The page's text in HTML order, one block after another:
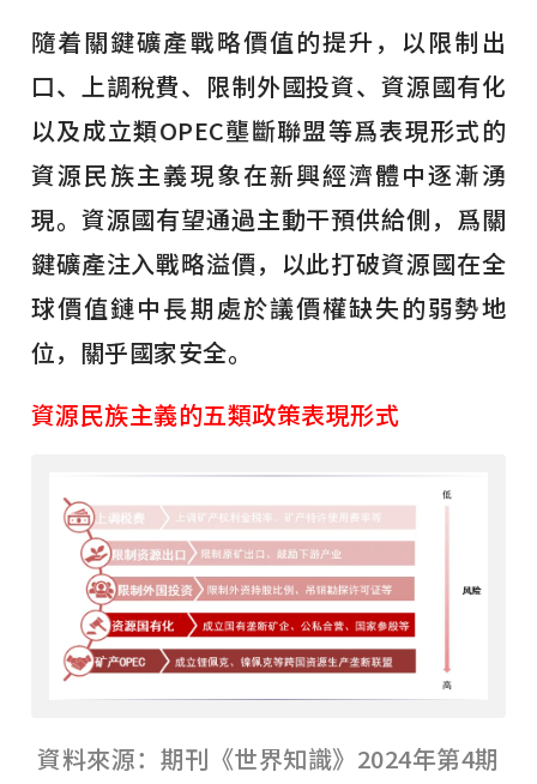
隨着關鍵礦產戰略價值的提升，以限制出
口、上調稅費、限制外國投資、資源國有化
以及成立類OPEC壟斷聯盟等爲表現形式的
資源民族主義現象在新興經濟體中逐漸湧
現。資源國有望通過主動干預供給側，爲關
鍵礦產注入戰略溢價，以此打破資源國在全
球價值鏈中長期處於議價權缺失的弱勢地
位，關乎國家安全。
資源民族主義的五類政策表現形式
資料來源：期刊《世界知識》2024年第4期